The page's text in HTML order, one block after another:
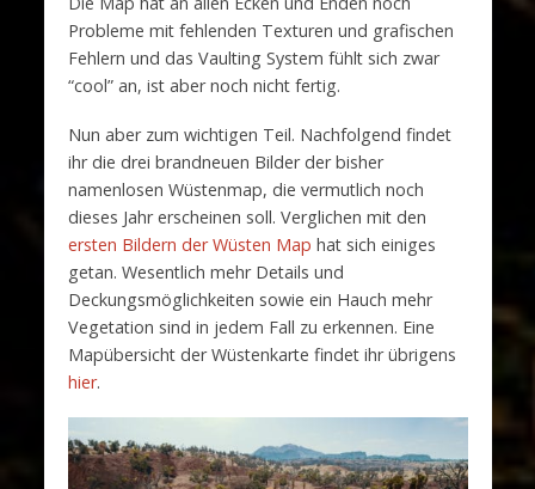
Probleme mit fehlenden Texturen und grafischen
Fehlern und das Vaulting System fühlt sich zwar
“cool” an, ist aber noch nicht fertig.
Nun aber zum wichtigen Teil. Nachfolgend findet
ihr die drei brandneuen Bilder der bisher
namenlosen Wüstenmap, die vermutlich noch
dieses Jahr erscheinen soll. Verglichen mit den
ersten Bildern der Wüsten Map hat sich einiges
getan. Wesentlich mehr Details und
Deckungsmöglichkeiten sowie ein Hauch mehr
Vegetation sind in jedem Fall zu erkennen. Eine
Mapübersicht der Wüstenkarte findet ihr übrigens
hier.